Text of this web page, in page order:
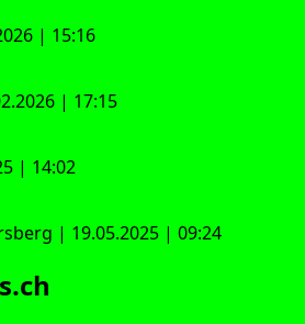
| 15:16
| 17:15
| 14:02
| 19.05.2025 | 09:24